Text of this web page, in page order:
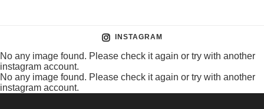
INSTAGRAM
No any image found. Please check it again or try with another
instagram account.
No any image found. Please check it again or try with another
instagram account.